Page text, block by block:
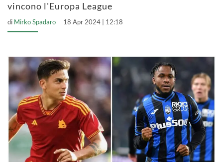
vincono l'Europa League
di Mirko Spadaro 18 Apr 2024 | 12:18